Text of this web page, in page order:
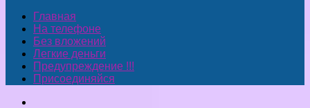
Главная
На телефоне
Без вложений
Легкие деньги
Предупреждение !!!
Присоединяйся